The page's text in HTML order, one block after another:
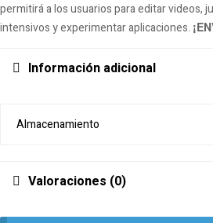
permitirá a los usuarios para editar videos,
intensivos y experimentar aplicaciones.
Información adicional
Almacenamiento
Valoraciones (0)